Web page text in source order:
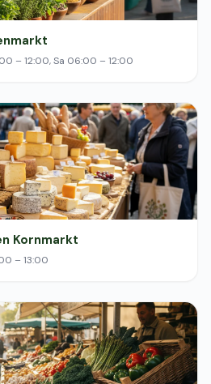
– 12:00, Sa 06:00 – 12:00
Kornmarkt
– 13:00